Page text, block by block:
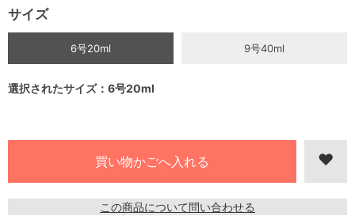
サイズ
6号20ml 9号40ml
選択されたサイズ：6号20ml
この商品について問い合わせる